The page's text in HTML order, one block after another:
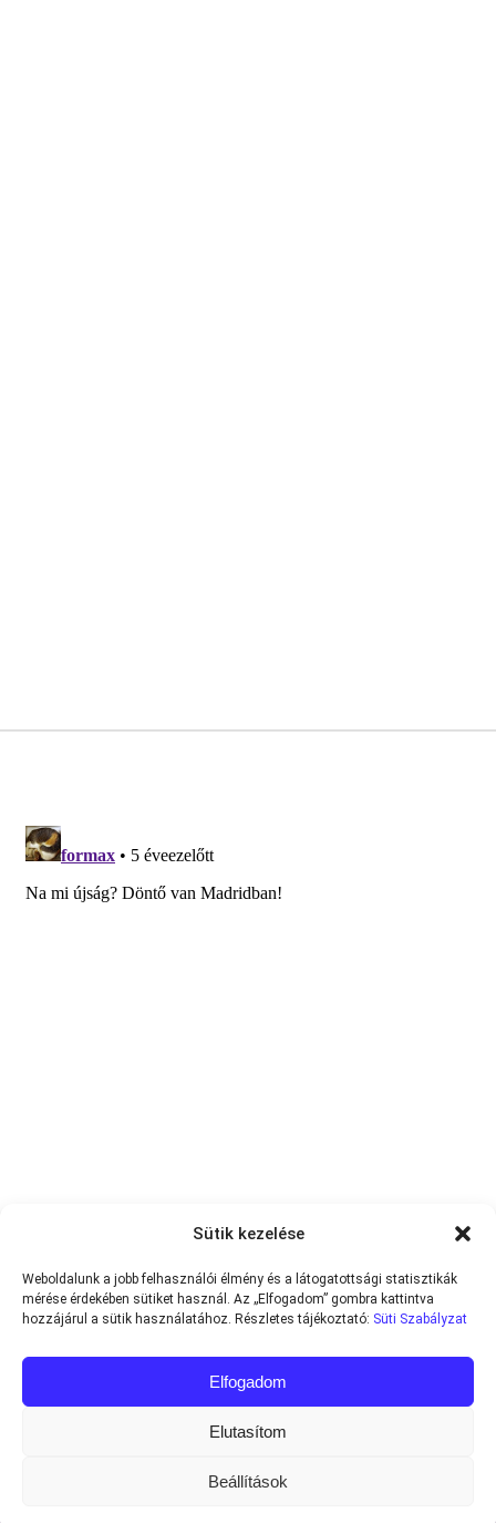
Sütik kezelése
Weboldalunk a jobb felhasználói élmény és a látogatottsági statisztikák
mérése érdekében sütiket használ. Az „Elfogadom” gombra kattintva
hozzájárul a sütik használatához. Részletes tájékoztató: Süti Szabályzat
Elfogadom
Elutasítom
Beállítások
Minden jog fenntartva © 2013-2026Teniszvilag.com